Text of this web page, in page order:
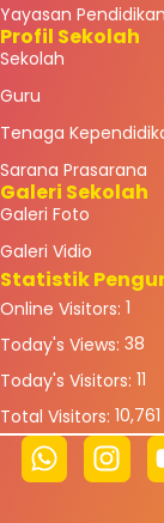
Yayasan
Profil Sekolah
Sekolah
Guru
Tenaga
Sarana Prasarana
Galeri Sekolah
Galeri Foto
Galeri Vidio
Statistik
Online Visitors: 1
Today's Views: 38
Today's Visitors: 11
Total Visitors: 10,761